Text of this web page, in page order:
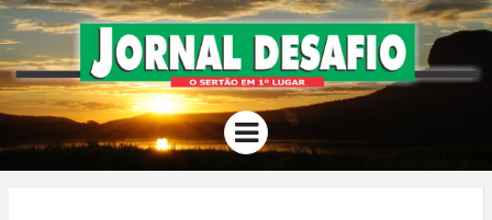
JORNAL
DESAFIO
O Sertão em 1º Lugar
Menu